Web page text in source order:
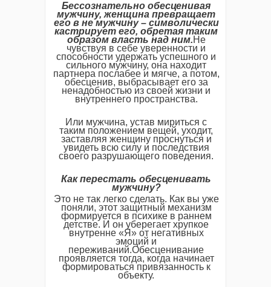
Бессознательно обесценивая
мужчину, женщина превращает
его в не мужчину – символически
кастрирует его, обретая таким
образом власть над ним.Не
чувствуя в себе уверенности и
способности удержать успешного и
сильного мужчину, она находит
партнера послабее и мягче, а потом,
обесценив, выбрасывает его за
ненадобностью из своей жизни и
внутреннего пространства.
Или мужчина, устав мириться с
таким положением вещей, уходит,
заставляя женщину проснуться и
увидеть всю силу и последствия
своего разрушающего поведения.
Как перестать обесценивать
мужчину?
Это не так легко сделать. Как вы уже
поняли, этот защитный механизм
формируется в психике в раннем
детстве. И он уберегает хрупкое
внутренне «Я» от негативных
эмоций и
переживаний.Обесценивание
проявляется тогда, когда начинает
формироваться привязанность к
объекту.